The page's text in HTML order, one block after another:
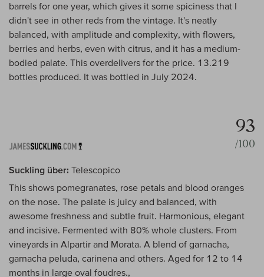
barrels for one year, which gives it some spiciness that I
didn't see in other reds from the vintage. It's neatly
balanced, with amplitude and complexity, with flowers,
berries and herbs, even with citrus, and it has a medium-
bodied palate. This overdelivers for the price. 13.219
bottles produced. It was bottled in July 2024.
93
/100
Suckling über: Telescopico
This shows pomegranates, rose petals and blood oranges
on the nose. The palate is juicy and balanced, with
awesome freshness and subtle fruit. Harmonious, elegant
and incisive. Fermented with 80% whole clusters. From
vineyards in Alpartir and Morata. A blend of garnacha,
garnacha peluda, carinena and others. Aged for 12 to 14
months in large oval foudres.,